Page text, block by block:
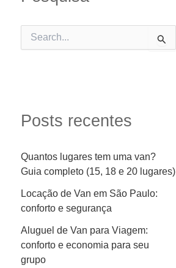
e
a
o
r
Posts recentes
Quantos lugares tem uma van?
Guia completo (15, 18 e 20 lugares)
Locação de Van em São Paulo:
conforto e segurança
Aluguel de Van para Viagem:
conforto e economia para seu
grupo